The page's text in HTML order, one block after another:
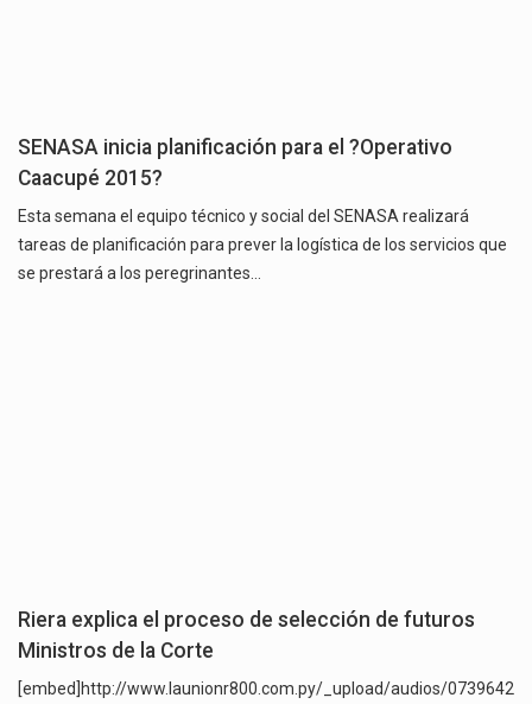
SENASA inicia planificación para el ?Operativo
Caacupé 2015?
Esta semana el equipo técnico y social del SENASA realizará
tareas de planificación para prever la logística de los servicios que
se prestará a los peregrinantes…
Riera explica el proceso de selección de futuros
Ministros de la Corte
[embed]http://www.launionr800.com.py/_upload/audios/0739642